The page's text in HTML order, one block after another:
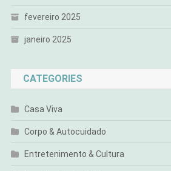
fevereiro 2025
janeiro 2025
CATEGORIES
Casa Viva
Corpo & Autocuidado
Entretenimento & Cultura